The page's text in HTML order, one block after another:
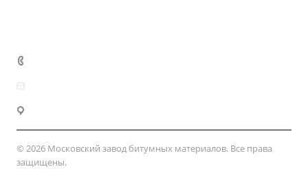
© 2026 Московский завод битумных материалов. Все права
защищены.